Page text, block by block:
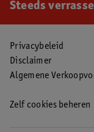
Steeds
Privacybeleid
Disclaimer
Algemene
Zelf cookies beheren